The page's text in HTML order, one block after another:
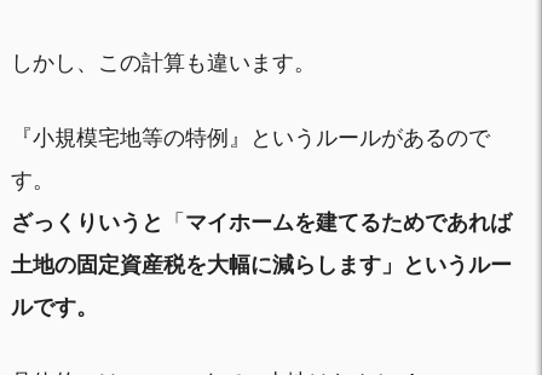
しかし、この計算も違います。
『小規模宅地等の特例』というルールがあるので
す。
ざっくりいうと
「 マイホームを建てるためであれば
土地の固定資産税を大幅に減らします」というルー
ルです。